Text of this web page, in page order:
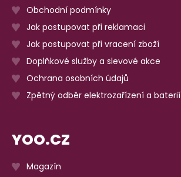
Obchodní podmínky
Jak postupovat při reklamaci
Jak postupovat při vracení zboží
Doplňkové služby a slevové akce
Ochrana osobních údajů
Zpětný odběr elektrozařízení a baterií
YOO.CZ
Magazín